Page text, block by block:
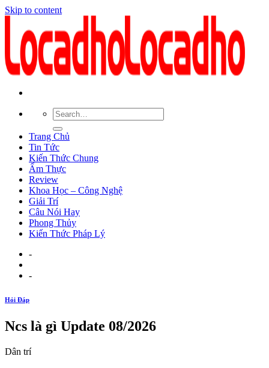
Skip to content
Trang Chủ
Tin Tức
Kiến Thức Chung
Ẩm Thực
Review
Khoa Học – Công Nghệ
Giải Trí
Câu Nói Hay
Phong Thủy
Kiến Thức Pháp Lý
-
-
Hỏi Đáp
Ncs là gì Update 08/2026
Dân trí